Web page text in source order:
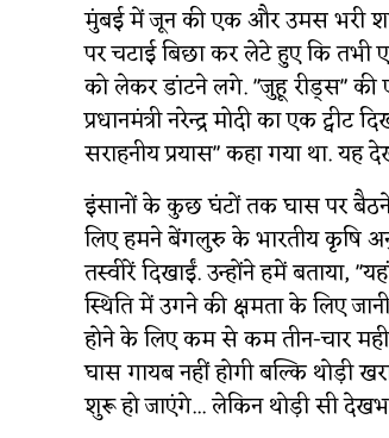
मुंबई में जून की एक और उमस भरी
पर चटाई बिछा कर लेटे हुए कि
को लेकर डांटने लगे. "जुहू री​ड्स" की
प्रधानमंत्री नरेन्द्र मोदी का एक
सराहनीय प्रयास" कहा गया था. यह
इंसानों के कुछ घंटों तक घास पर
लिए हमने बेंगलुरु के भारतीय कृषि
तस्वीरें दिखाईं. उन्होंने हमें बताया,
स्थिति में उगने की क्षमता के लिए
होने के लिए कम से कम तीन-चार
घास गायब नहीं होगी बल्कि थोड़ी
शुरू हो जाएंगे... लेकिन थोड़ी सी